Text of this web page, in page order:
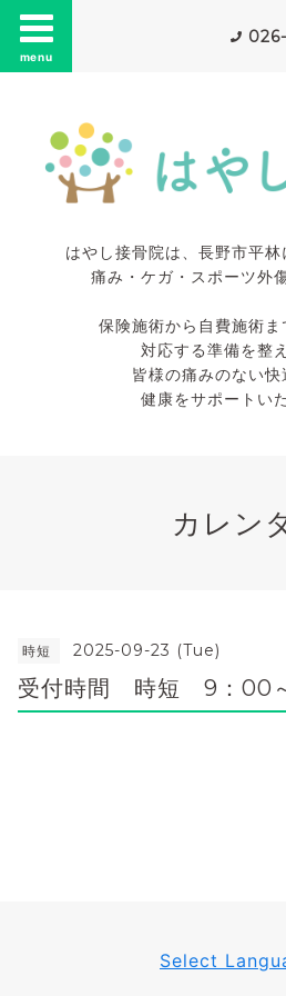
menu
はやし接骨院は、長野市平林
痛み・ケガ・スポーツ外
保険施術から自費施術ま
対応する準備を整
皆様の痛みのない快
健康をサポートい
カレン
時短 2025-09-23 (Tue)
受付時間 時短 9：00
Select